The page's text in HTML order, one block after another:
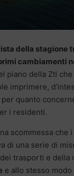
della stagione
cambiamenti
piano della Ztl
imprimere,
quanto
i residenti.
scommessa che
di una serie di
trasporti e della
e allo stesso modo